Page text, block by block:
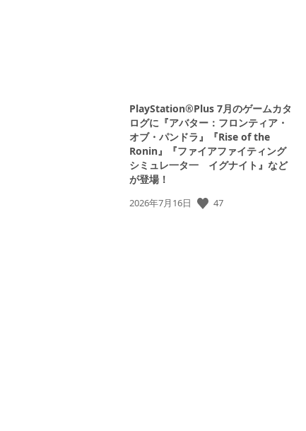
PlayStation®Plus 7月のゲームカタ
ログに『アバター：フロンティア・
オブ・パンドラ』『Rise of the
Ronin』『ファイアファイティング
シミュレ一タ一 イグナイト』など
が登場！
公
2026年7月16日 47